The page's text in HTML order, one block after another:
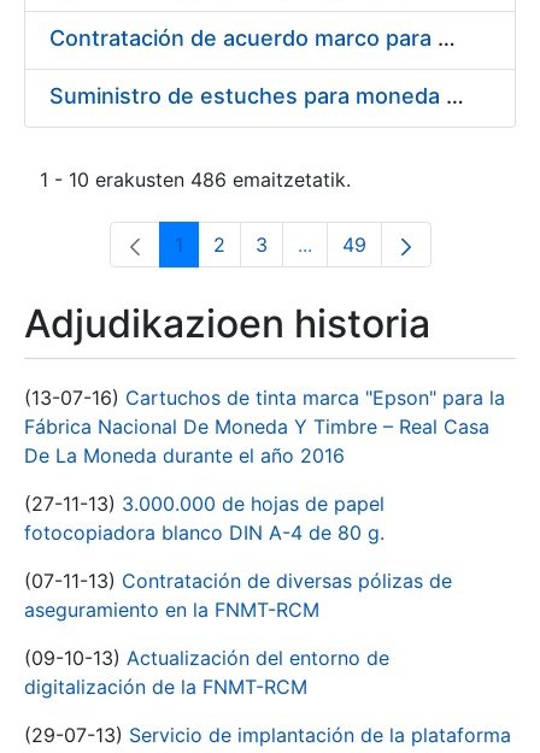
Contratación de acuerdo marco para el Suministro de Material de Electricidad para la Fábrica Nacional de Moneda y Timbre-Real Casa de la Moneda en su centro de trabajo de Burgos
Suministro de estuches para moneda de 30 €
1 - 10 erakusten 486 emaitzetatik.
Orrialdea
1 Orrialdea
2 Orrialdea
3 ...Intermediate Pages Use
Orrialdea
49
Adjudikazioen historia
(13-07-16) Cartuchos de tinta marca "Epson" para la
Fábrica Nacional De Moneda Y Timbre – Real Casa
De La Moneda durante el año 2016
(27-11-13) 3.000.000 de hojas de papel
fotocopiadora blanco DIN A-4 de 80 g.
(07-11-13) Contratación de diversas pólizas de
aseguramiento en la FNMT-RCM
(09-10-13) Actualización del entorno de
digitalización de la FNMT-RCM
(29-07-13) Servicio de implantación de la plataforma